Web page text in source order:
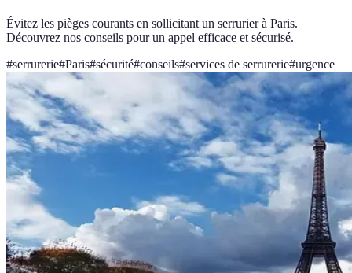
Évitez les pièges courants en sollicitant un serrurier à Paris.
Découvrez nos conseils pour un appel efficace et sécurisé.
#serrurerie#Paris#sécurité#conseils#services de serrurerie#urgence